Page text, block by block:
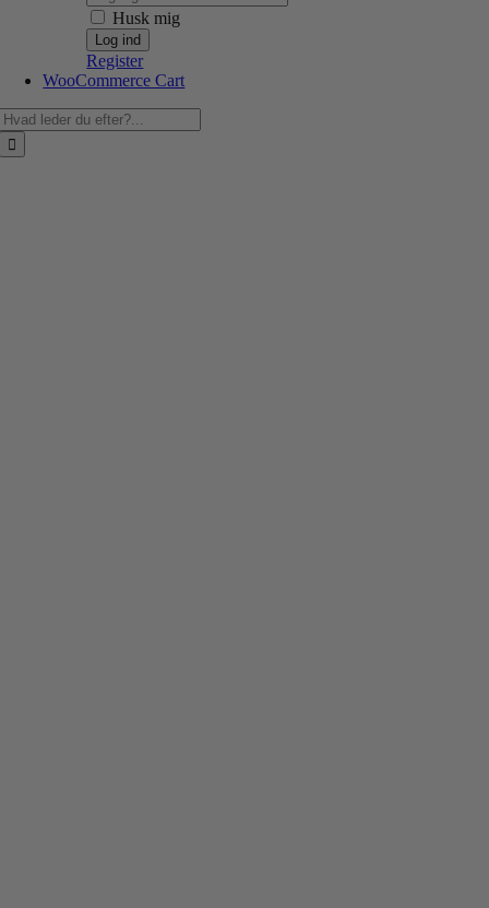
Husk mig
Register
WooCommerce Cart